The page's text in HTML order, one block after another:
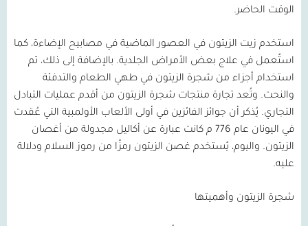
الوقت الحاضر.
استخدم زيت الزيتون في العصور الماضية في مصابيح الإضاءة، كما
استُعمل في علاج بعض الأمراض الجلدية. بالإضافة إلى ذلك، تم
استخدام أجزاء من شجرة الزيتون في طهي الطعام والتدفئة
والنحت. وتُعد تجارة منتجات شجرة الزيتون من أقدم عمليات التبادل
التجاري. يُذكر أن جوائز الفائزين في أولى الألعاب الأولمبية التي عُقدت
في اليونان عام 776 م كانت عبارة عن أكاليل مجدولة من أغصان
الزيتون. واليوم، يُستخدم غصن الزيتون رمزًا من رموز السلام ودلالة
عليه.
شجرة الزيتون وأهميتها